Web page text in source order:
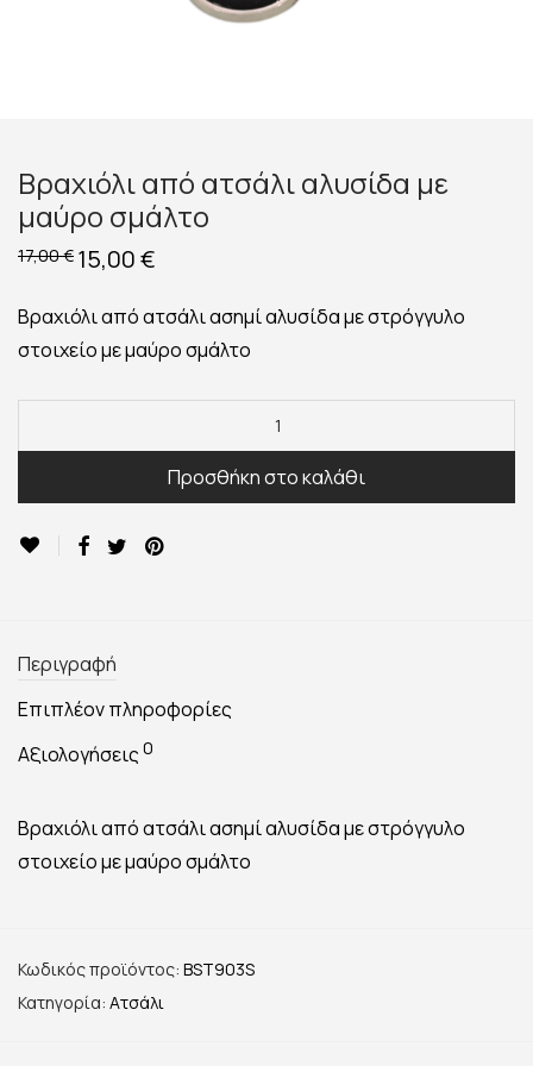
Βραχιόλι από ατσάλι αλυσίδα με
μαύρο σμάλτο
17,00€ Original
price
17,00 €.
15,00€
είναι:
15,00 €.
Βραχιόλι από ατσάλι ασημί αλυσίδα με στρόγγυλο
στοιχείο με μαύρο σμάλτο
Προσθήκη στο καλάθι
Περιγραφή
Επιπλέον πληροφορίες
Αξιολογήσεις 0
Βραχιόλι από ατσάλι ασημί αλυσίδα με στρόγγυλο
στοιχείο με μαύρο σμάλτο
Κωδικός προϊόντος: BST903S
Κατηγορία: Ατσάλι